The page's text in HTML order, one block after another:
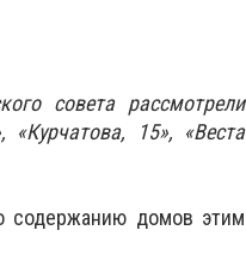
совета рассмотрели
15», «Веста
содержанию домов этим